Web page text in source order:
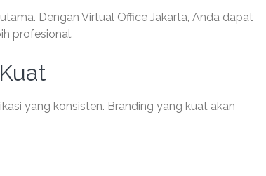
Dengan Virtual Office Jakarta, Anda dapat
profesional.
yang konsisten. Branding yang kuat akan